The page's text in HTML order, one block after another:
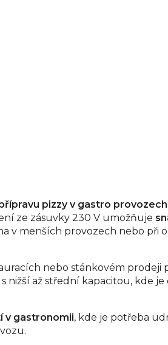
pizzy v gastro provozech
ze zásuvky 230 V umožňuje
v menších provozech nebo při
nebo stánkovém prodeji
nižší až střední kapacitou, kde
v gastronomii, kde je potřeba